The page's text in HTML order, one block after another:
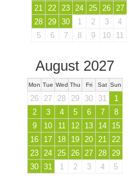
21
22 23 24 25 26
27
28
29 30 1 2 3
4
5
6 7 8 9 10 11
August 2027
Mon Tue Wed Thu Fri Sat Sun
26 27 28 29 30 31
1
2
3 4 5 6 7
8
9
10 11 12 13 14
15
16
17 18 19 20 21 22
23 24 25 26 27 28 29
30 31 1 2 3 4 5